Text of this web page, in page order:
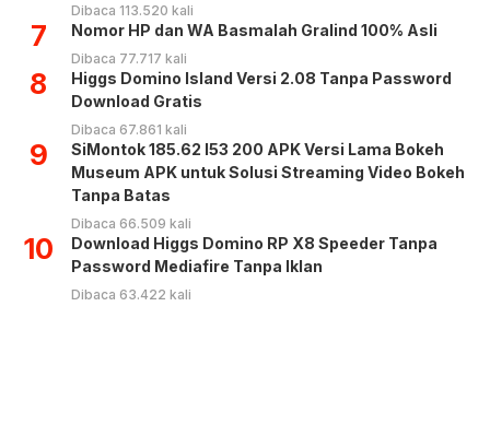
Dibaca 113.520 kali
7 Nomor HP dan WA Basmalah Gralind 100% Asli
Dibaca 77.717 kali
8
Higgs Domino Island Versi 2.08 Tanpa Password
Download Gratis
Dibaca 67.861 kali
9
SiMontok 185.62 l53 200 APK Versi Lama Bokeh
Museum APK untuk Solusi Streaming Video Bokeh
Tanpa Batas
Dibaca 66.509 kali
10
Download Higgs Domino RP X8 Speeder Tanpa
Password Mediafire Tanpa Iklan
Dibaca 63.422 kali